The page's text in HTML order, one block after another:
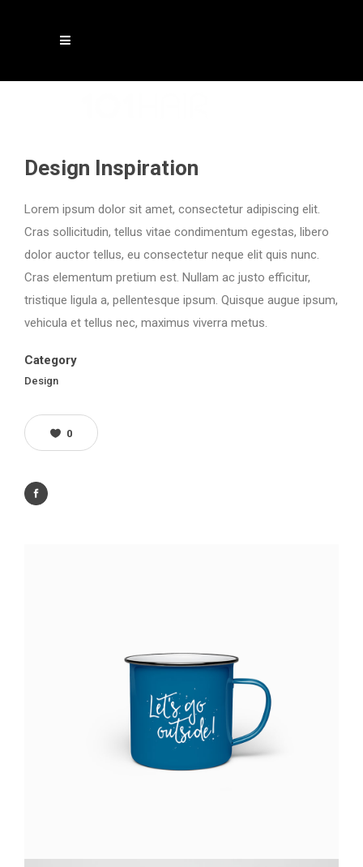
Design Inspiration
Lorem ipsum dolor sit amet, consectetur adipiscing elit.
Cras sollicitudin, tellus vitae condimentum egestas, libero
dolor auctor tellus, eu consectetur neque elit quis nunc.
Cras elementum pretium est. Nullam ac justo efficitur,
tristique ligula a, pellentesque ipsum. Quisque augue ipsum,
vehicula et tellus nec, maximus viverra metus.
Category
Design
0